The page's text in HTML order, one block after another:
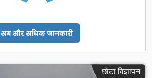
अब और अधिक जानकारी
छोटा विज्ञापन